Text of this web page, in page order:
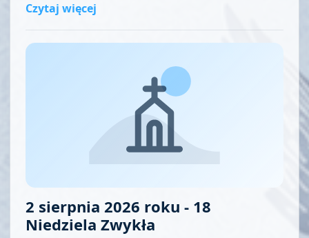
Czytaj więcej
2 sierpnia 2026 roku - 18
Niedziela Zwykła